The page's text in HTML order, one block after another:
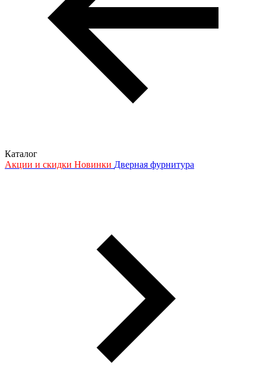
Каталог
Акции и скидки Новинки Дверная фурнитура